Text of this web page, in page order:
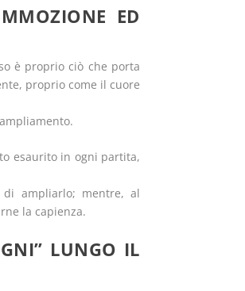
ED
è proprio ciò che porta
proprio come il cuore
esaurito in ogni partita,
ampliarlo; mentre, al
la capienza.
LUNGO IL